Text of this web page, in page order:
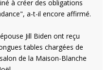
à créer des obligations
a-t-il encore affirmé.
Jill Biden ont reçu
tables chargées de
de la Maison-Blanche